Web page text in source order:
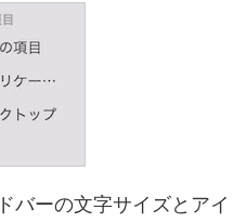
バーの文字サイズとアイ